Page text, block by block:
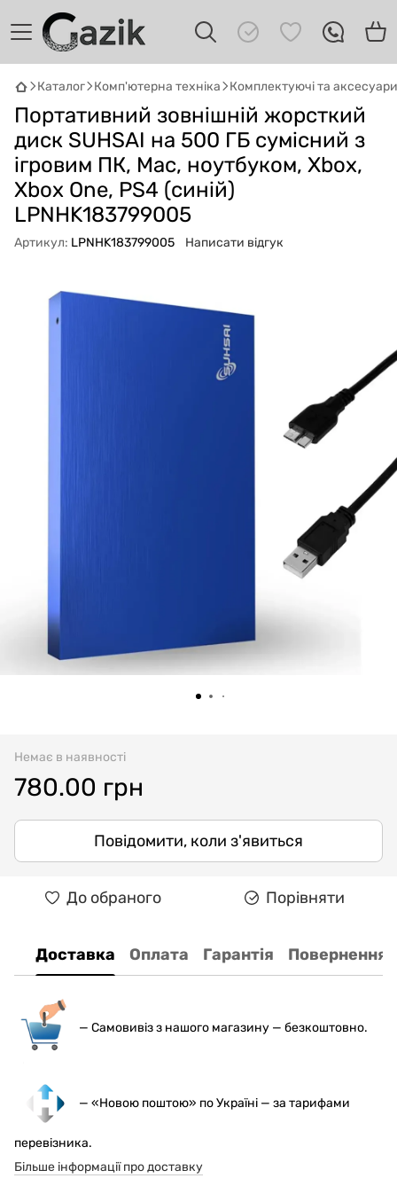
Каталог Комп'ютерна техніка Комплектуючі та аксесуари
Портативний зовнішній жорсткий
диск SUHSAI на 500 ГБ сумісний з
ігровим ПК, Mac, ноутбуком, Xbox,
Xbox One, PS4 (синій)
LPNHK183799005
Артикул: LPNHK183799005 Написати відгук
Немає в наявності
780.00 грн
Повідомити, коли з'явиться
До обраного Порівняти
Доставка Оплата Гарантія Повернення
— Самовивіз з нашого магазину — безкоштовно.
— «Новою поштою» по Україні — за тарифами
перевізника.
Більше інформації про доставку
Онлайн · пошук техніки
Привіт! 👋 Я Gazik AI — допоможу
підібрати вживану комп'ютерну техніку.
Що шукаєш?